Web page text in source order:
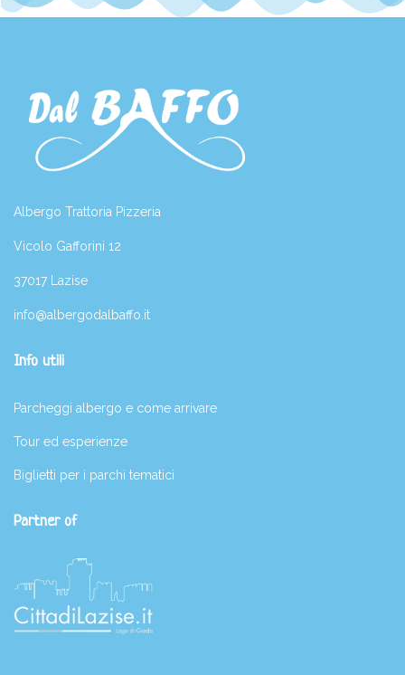
Albergo Trattoria Pizzeria
Vicolo Gafforini 12
37017 Lazise
info@albergodalbaffo.it
Info utili
Parcheggi albergo e come arrivare
Tour ed esperienze
Biglietti per i parchi tematici
Partner of